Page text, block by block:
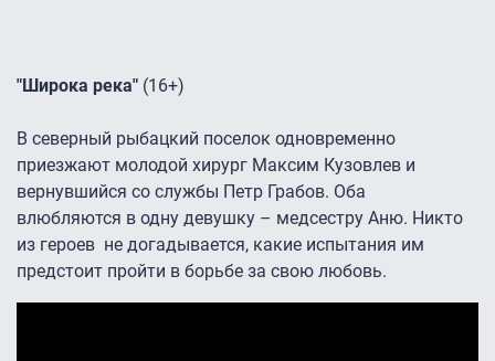
"Широка река" (16+)
В северный рыбацкий поселок одновременно
приезжают молодой хирург Максим Кузовлев и
вернувшийся со службы Петр Грабов. Оба
влюбляются в одну девушку – медсестру Аню. Никто
из героев не догадывается, какие испытания им
предстоит пройти в борьбе за свою любовь.